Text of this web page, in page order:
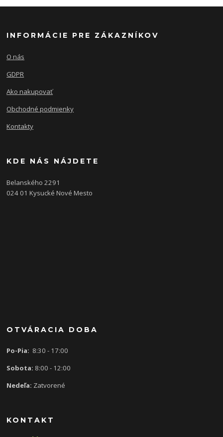
INFORMÁCIE PRE ZÁKAZNÍKOV
O nás
GDPR
Ako nakupovať
Obchodné podmienky
Kontakty
KDE NÁS NÁJDETE
Belanského 2291
024 01 Kysucké Nové Mesto
OTVÁRACIA DOBA
Po-Pia: 8:30 - 17:00
Sobota: 8:00 - 12:00
Nedeľa: Zatvorené
KONTAKT